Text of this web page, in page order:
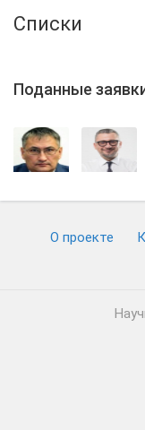
Списки
Поданные
О проекте